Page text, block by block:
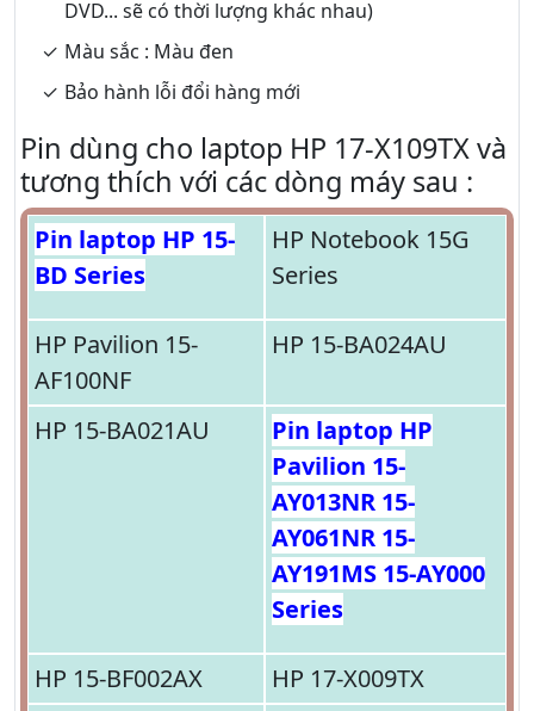
DVD... sẽ có thời lượng khác nhau)
Màu sắc : Màu đen
Bảo hành lỗi đổi hàng mới
Pin dùng cho laptop HP 17-X109TX và
tương thích với các dòng máy sau :
Pin laptop HP 15-
BD Series
HP Notebook 15G
Series
HP Pavilion 15-
AF100NF
HP 15-BA024AU
HP 15-BA021AU
Pin laptop HP
Pavilion 15-
AY013NR 15-
AY061NR 15-
AY191MS 15-AY000
Series
HP 15-BF002AX
HP 17-X009TX